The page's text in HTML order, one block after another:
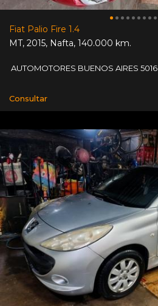
Fiat Palio Fire 1.4
MT, 2015, Nafta, 140.000 km.
AUTOMOTORES BUENOS AIRES 5016
Consultar